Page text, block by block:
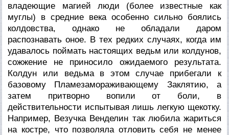
владеющие магией люди (более известные как
муглы) в средние века особенно сильно боялись
колдовства, однако не обладали даром
распознавать оное. В тех редких случаях, когда им
удавалось поймать настоящих ведьм или колдунов,
сожжение не приносило ожидаемого результата.
Колдун или ведьма в этом случае прибегали к
базовому Пламезамораживающему Заклятию, а
затем притворно вопили от боли, в
действительности испытывая лишь легкую щекотку.
Например, Везучка Венделин так любила жариться
на костре, что позволяла отловить себя не менее